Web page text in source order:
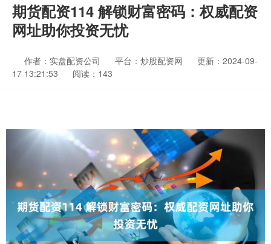
期货配资114 解锁财富密码：权威配资
网址助你投资无忧
作者：实盘配资公司 平台：炒股配资网
更新：2024-09-
17 13:21:53
阅读：143